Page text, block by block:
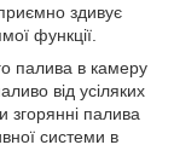
здивує
функції.
палива в камеру
від усіляких
згорянні палива
системи в